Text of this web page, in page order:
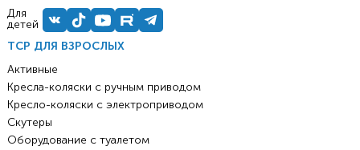
ТСР ДЛЯ ВЗРОСЛЫХ
Активные
Кресла-коляски с ручным приводом
Кресло-коляски с электроприводом
Скутеры
Оборудование с туалетом
Для
детей